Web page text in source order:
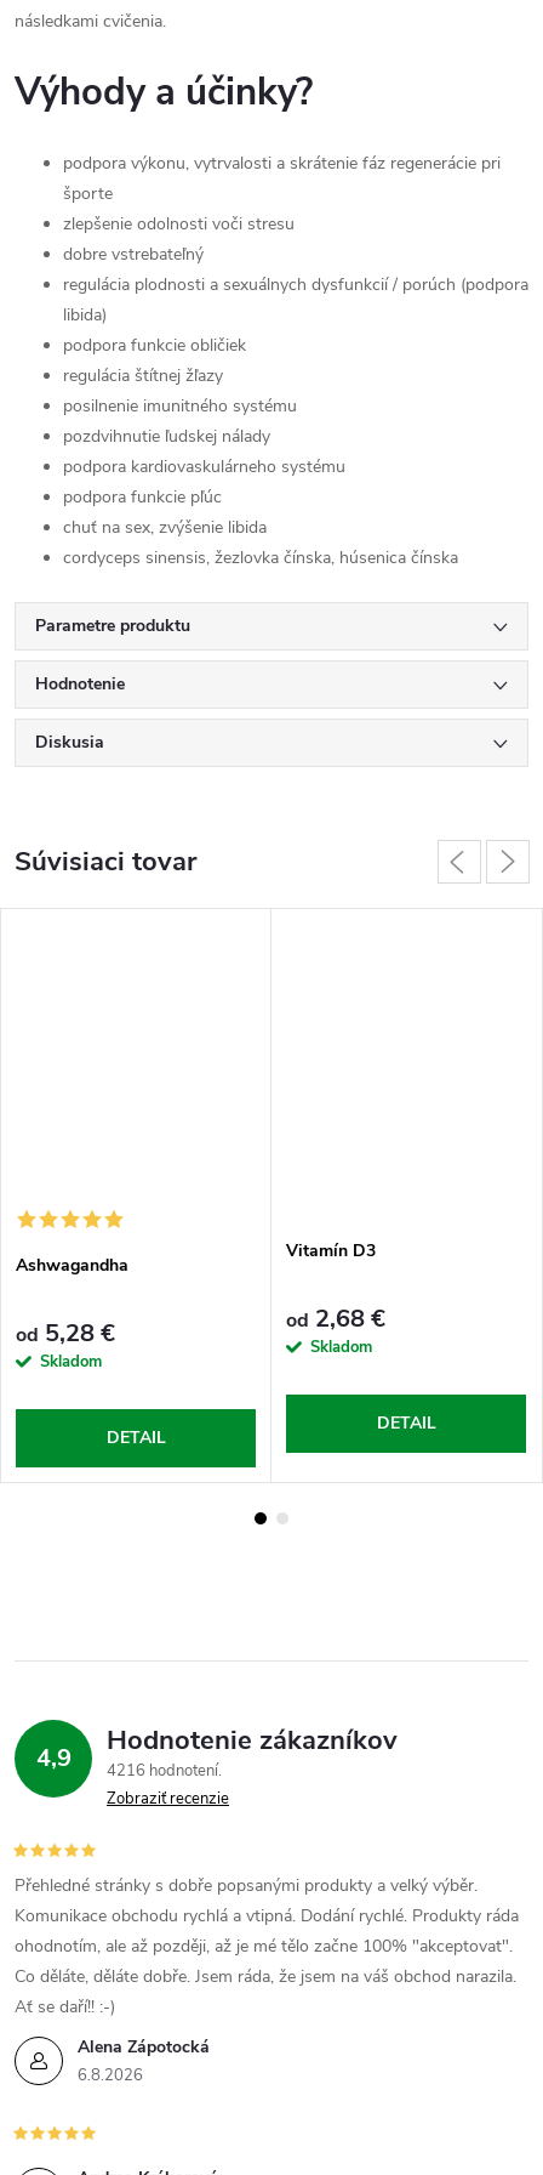
následkami cvičenia.
Výhody a účinky?
podpora výkonu, vytrvalosti a skrátenie fáz regenerácie pri
športe
zlepšenie odolnosti voči stresu
dobre vstrebateľný
regulácia plodnosti a sexuálnych dysfunkcií / porúch (podpora
libida)
podpora funkcie obličiek
regulácia štítnej žľazy
posilnenie imunitného systému
pozdvihnutie ľudskej nálady
podpora kardiovaskulárneho systému
podpora funkcie pľúc
chuť na sex, zvýšenie libida
cordyceps sinensis, žezlovka čínska, húsenica čínska
Parametre produktu
Hodnotenie
Diskusia
Súvisiaci tovar
Ashwagandha
od 5,28 €
Skladom
DETAIL
Vitamín D3
od 2,68 €
Skladom
DETAIL
4,9 Hodnotenie zákazníkov
4216 hodnotení
Zobraziť recenzie
Alena Zápotocká
6.8.2026
Přehledné stránky s dobře popsanými produkty a velký výběr.
Komunikace obchodu rychlá a vtipná. Dodání rychlé. Produkty ráda
ohodnotím, ale až později, až je mé tělo začne 100% "akceptovat".
Co děláte, děláte dobře. Jsem ráda, že jsem na váš obchod narazila.
Ať se daří!! :-)